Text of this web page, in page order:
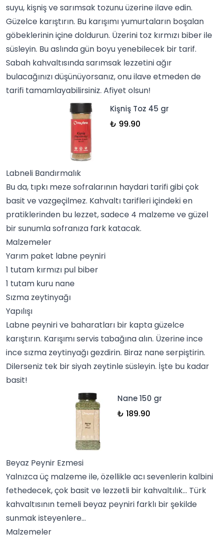
suyu, kişnişve sarımsak tozunu üzerine ilave edin.
Güzelce karıştırın. Bu karışımı yumurtaların boşalan
göbeklerinin içine doldurun. Üzerini toz kırmızı biber ile
süsleyin. Bu aslında gün boyu yenebilecek bir tarif.
Sabah kahvaltısında sarımsak lezzetini ağır
bulacağınızı düşünüyorsanız, onu ilave etmeden de
tarifi tamamlayabilirsiniz. Afiyet olsun!
Kişniş Toz 45 gr
₺ 99.90
Labneli Bandırmalık
Bu da, tıpkı mezesofralarının haydari tarifi gibi çok
basit ve vazgeçilmez. Kahvaltı tarifleri içindeki en
pratiklerinden bu lezzet, sadece 4 malzeme ve güzel
bir sunumla sofranıza fark katacak.
Malzemeler
Yarım paket labne peyniri
1 tutam kırmızı pul biber
1 tutam kuru nane
Sızma zeytinyağı
Yapılışı
Labne peyniri ve baharatları bir kapta güzelce
karıştırın. Karışımı servis tabağına alın. Üzerine ince
ince sızma zeytinyağı gezdirin. Biraz nane serpiştirin.
Dilerseniz tek bir siyah zeytinle süsleyin. İşte bu kadar
basit!
Nane 150 gr
₺ 189.90
Beyaz Peynir Ezmesi
Yalnızca üç malzeme ile, özellikle acı sevenlerin kalbini
fethedecek, çok basit ve lezzetli bir kahvaltılık… Türk
kahvaltısının temeli beyaz peyniri farklı bir şekilde
sunmak isteyenlere…
Malzemeler